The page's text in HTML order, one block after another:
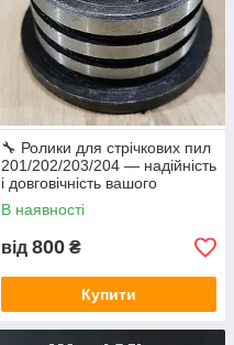
🔧 Ролики для стрічкових пил
201/202/203/204 — надійність
і довговічність вашого
обладнання
В наявності
від 800 ₴
Купити